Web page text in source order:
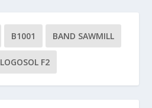
B1001 BAND SAWMILL
LOGOSOL F2